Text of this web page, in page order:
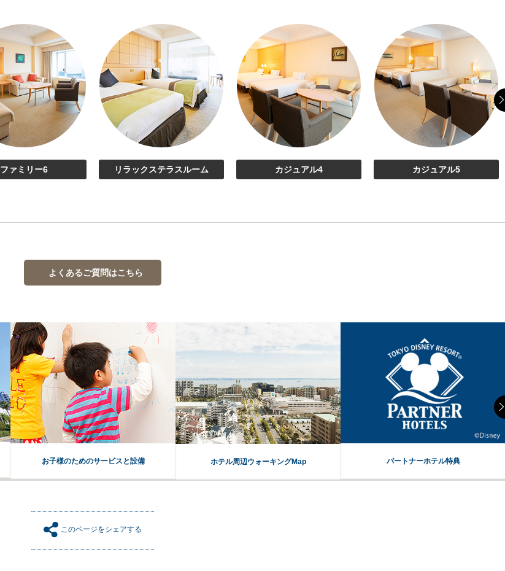
ファミリー6 リラックステラスルーム カジュアル4 カジュアル5
よくあるご質問はこちら
お子様のためのサービスと設備 ホテル周辺ウォーキングMap パートナーホテル特典
このページをシェアする